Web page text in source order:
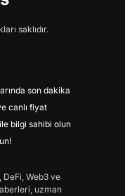
saklıdır.
son dakika
canlı fiyat
bilgi sahibi olun
DeFi, Web3 ve
uzman